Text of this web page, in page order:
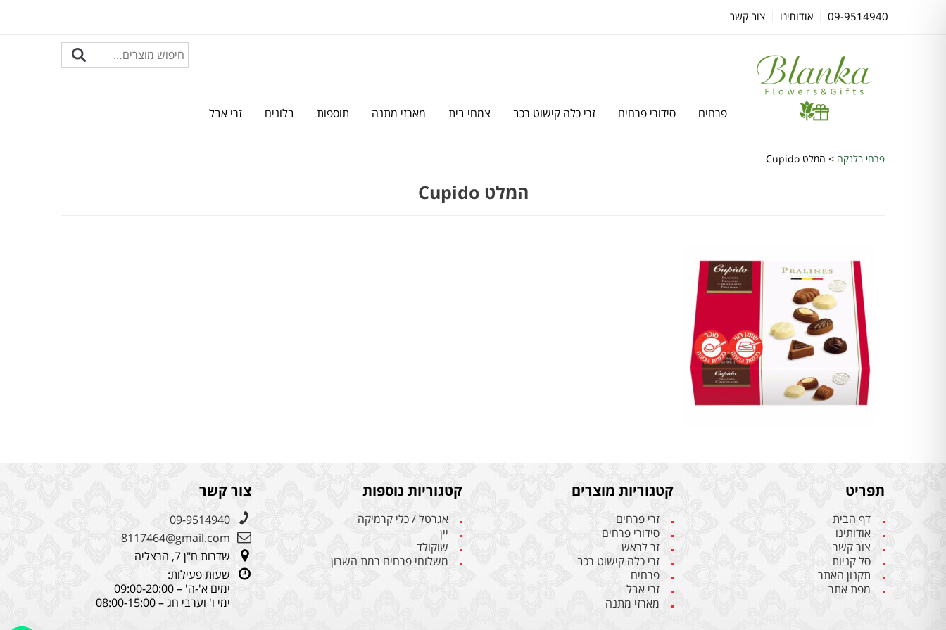
09-9514940 אודותינו צור קשר
פרחים סידורי פרחים זרי כלה קישוט רכב צמחי בית מארזי מתנה תוספות בלונים זרי אבל
פרחי בלנקה > המלט Cupido
המלט Cupido
תפריט
דף הבית
אודותינו
צור קשר
סל קניות
תקנון האתר
מפת אתר
קטגוריות מוצרים
זרי פרחים
סידורי פרחים
זר לראש
זרי כלה קישוט רכב
פרחים
זרי אבל
מארזי מתנה
קטגוריות נוספות
אגרטל / כלי קרמיקה
יין
שוקולד
משלוחי פרחים רמת השרון
צור קשר
09-9514940
8117464@gmail.com
שדרות ח"ן 7, הרצליה
שעות פעילות:
ימים א'-ה' – 09:00-20:00
ימי ו' וערבי חג – 08:00-15:00